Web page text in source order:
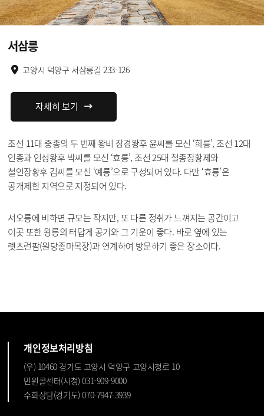
서삼릉
고양시 덕양구 서삼릉길 233-126
자세히 보기
조선 11대 중종의 두 번째 왕비 장경왕후 윤씨를 모신 ‘희릉’, 조선 12대
인종과 인성왕후 박씨를 모신 ‘효릉’, 조선 25대 철종장황제와
철인장황후 김씨를 모신 ‘예릉’으로 구성되어 있다. 다만 ‘효릉’은
공개제한 지역으로 지정되어 있다.
서오릉에 비하면 규모는 작지만, 또 다른 정취가 느껴지는 공간이고
이곳 또한 왕릉의 터답게 공기와 그 기운이 좋다. 바로 옆에 있는
렛츠런팜(원당종마목장)과 연계하여 방문하기 좋은 장소이다.
개인정보처리방침
(우) 10460 경기도 고양시 덕양구 고양시청로 10
민원콜센터(시청) 031-909-9000
수화상담(경기도) 070-7947-3939